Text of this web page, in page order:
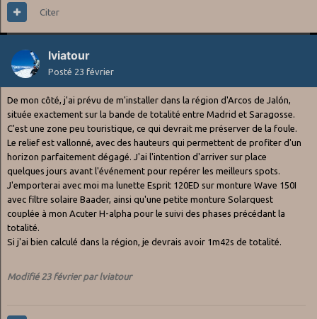
Citer
lviatour
Posté 23 février
De mon côté, j'ai prévu de m'installer dans la région d'Arcos de Jalón,
située exactement sur la bande de totalité entre Madrid et Saragosse.
C'est une zone peu touristique, ce qui devrait me préserver de la foule.
Le relief est vallonné, avec des hauteurs qui permettent de profiter d'un
horizon parfaitement dégagé. J'ai l'intention d'arriver sur place
quelques jours avant l'événement pour repérer les meilleurs spots.
J'emporterai avec moi ma lunette Esprit 120ED sur monture Wave 150I
avec filtre solaire Baader, ainsi qu'une petite monture Solarquest
couplée à mon Acuter H-alpha pour le suivi des phases précédant la
totalité.
Si j'ai bien calculé dans la région, je devrais avoir 1m42s de totalité.
Modifié 23 févrierpar lviatour